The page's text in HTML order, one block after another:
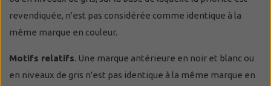
revendiquée, n'est pas considérée comme identique à la
même marque en couleur.
Motifs relatifs. Une marque antérieure en noir et blanc ou
en niveaux de gris n'est pas identique à la même marque en